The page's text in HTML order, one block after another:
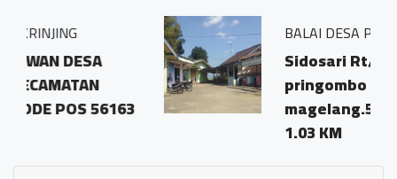
BALAI DESA PRINGOMBO
Sidosari Rt/Rw 01/01
pringombo tempuran
magelang.56161